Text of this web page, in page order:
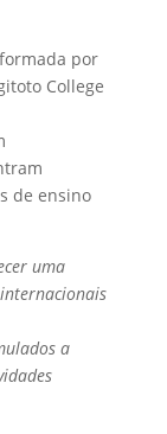
por
College
de ensino
uma
a